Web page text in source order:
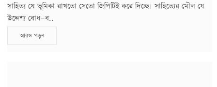
সাহিত্য যে ভূমিকা রাখতো সেতো জিপিটিই করে দিচ্ছে। সাহিত্যের মৌল যে
উদ্দেশ্য বোধ—ব..
আরও পড়ুন